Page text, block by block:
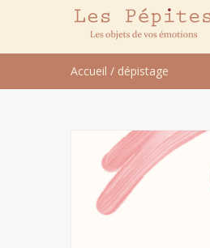
Accueil / dépistage